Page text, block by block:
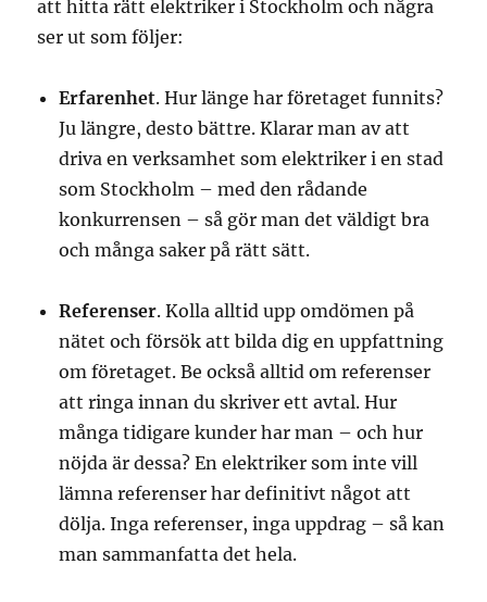
att hitta rätt elektriker i Stockholm och några
ser ut som följer:
Erfarenhet. Hur länge har företaget funnits?
Ju längre, desto bättre. Klarar man av att
driva en verksamhet som elektriker i en stad
som Stockholm – med den rådande
konkurrensen – så gör man det väldigt bra
och många saker på rätt sätt.
Referenser. Kolla alltid upp omdömen på
nätet och försök att bilda dig en uppfattning
om företaget. Be också alltid om referenser
att ringa innan du skriver ett avtal. Hur
många tidigare kunder har man – och hur
nöjda är dessa? En elektriker som inte vill
lämna referenser har definitivt något att
dölja. Inga referenser, inga uppdrag – så kan
man sammanfatta det hela.